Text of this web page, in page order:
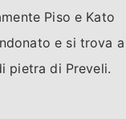
Piso e Kato
e si trova a
pietra di Preveli.